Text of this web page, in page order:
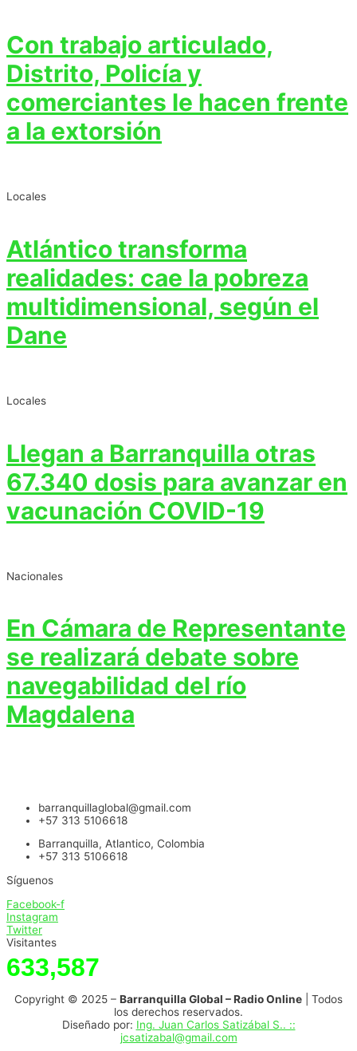
Con trabajo articulado,
Distrito, Policía y
comerciantes le hacen frente
a la extorsión
Locales
Atlántico transforma
realidades: cae la pobreza
multidimensional, según el
Dane
Locales
Llegan a Barranquilla otras
67.340 dosis para avanzar en
vacunación COVID-19
Nacionales
En Cámara de Representante
se realizará debate sobre
navegabilidad del río
Magdalena
barranquillaglobal@gmail.com
+57 313 5106618
Barranquilla, Atlantico, Colombia
+57 313 5106618
Síguenos
Facebook-f
Instagram
Twitter
Visitantes
633,587
Copyright © 2025 – Barranquilla Global – Radio Online | Todos
los derechos reservados.
Diseñado por: Ing. Juan Carlos Satizábal S.. ::
jcsatizabal@gmail.com